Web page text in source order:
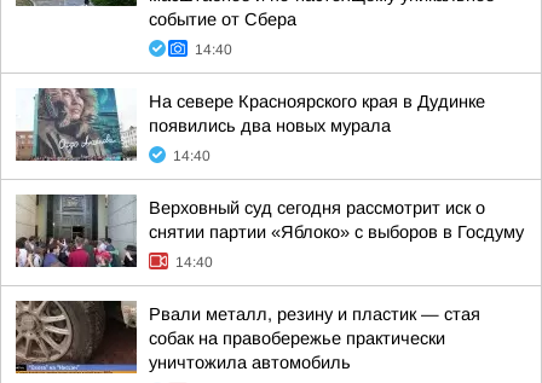
событие от Сбера
14:40
На севере Красноярского края в Дудинке
появились два новых мурала
14:40
Верховный суд сегодня рассмотрит иск о
снятии партии «Яблоко» с выборов в Госдуму
14:40
Рвали металл, резину и пластик — стая
собак на правобережье практически
уничтожила автомобиль